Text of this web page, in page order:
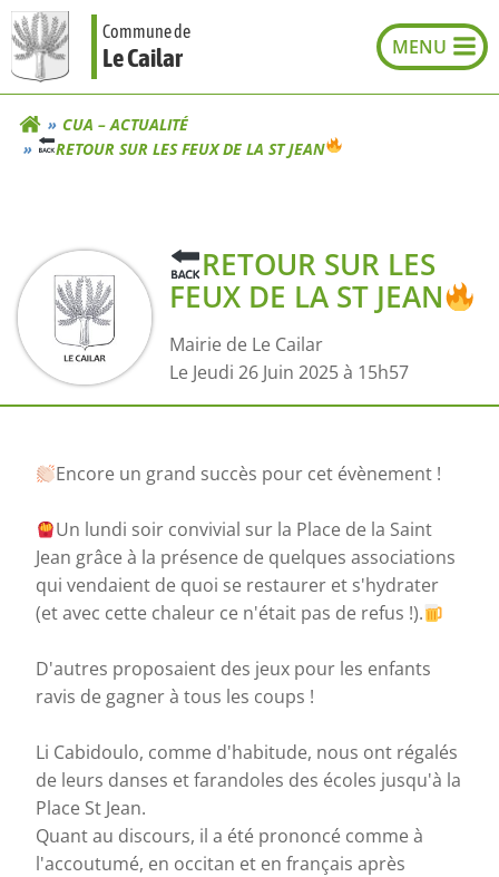
Aller
au
contenu
Commune de
Le Cailar
CUA – ACTUALITÉ
RETOUR SUR LES FEUX DE LA ST JEAN
RETOUR SUR LES
FEUX DE LA ST JEAN
Mairie de Le Cailar
Le Jeudi 26 Juin 2025 à 15h57
Encore un grand succès pour cet évènement !
Un lundi soir convivial sur la Place de la Saint
Jean grâce à la présence de quelques associations
qui vendaient de quoi se restaurer et s'hydrater
(et avec cette chaleur ce n'était pas de refus !).
D'autres proposaient des jeux pour les enfants
ravis de gagner à tous les coups !
Li Cabidoulo, comme d'habitude, nous ont régalés
de leurs danses et farandoles des écoles jusqu'à la
Place St Jean.
Quant au discours, il a été prononcé comme à
l'accoutumé, en occitan et en français après